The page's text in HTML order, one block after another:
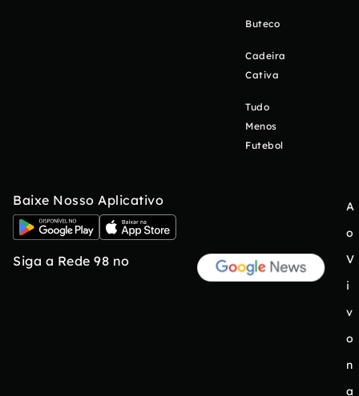
Buteco
Cadeira
Cativa
Tudo
Menos
Futebol
Baixe Nosso Aplicativo
Siga a Rede 98 no
A
o
V
i
v
o
n
a